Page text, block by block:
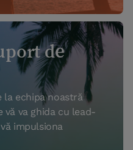
de
la echipa noastră
vă va ghida cu lead-
impulsiona